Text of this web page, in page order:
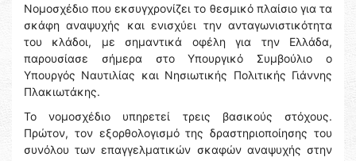
Νομοσχέδιο που εκσυγχρονίζει το θεσμικό πλαίσιο για τα
σκάφη αναψυχής και ενισχύει την ανταγωνιστικότητα
του κλάδοι, με σημαντικά οφέλη για την Ελλάδα,
παρουσίασε σήμερα στο Υπουργικό Συμβούλιο ο
Υπουργός Ναυτιλίας και Νησιωτικής Πολιτικής Γιάννης
Πλακιωτάκης.
Το νομοσχέδιο υπηρετεί τρεις βασικούς στόχους.
Πρώτον, τον εξορθολογισμό της δραστηριοποίησης του
συνόλου των επαγγελματικών σκαφών αναψυχής στην